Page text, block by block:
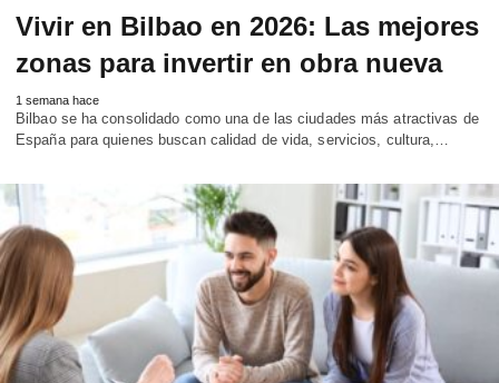
Vivir en Bilbao en 2026: Las mejores
zonas para invertir en obra nueva
1 semana hace
Bilbao se ha consolidado como una de las ciudades más atractivas de
España para quienes buscan calidad de vida, servicios, cultura,…